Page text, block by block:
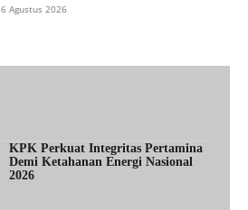
6 Agustus 2026
KPK Perkuat Integritas Pertamina
Demi Ketahanan Energi Nasional
2026